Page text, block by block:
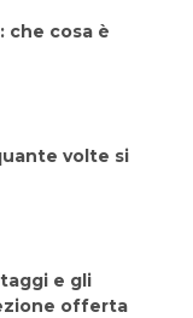
che cosa è
volte si
e gli
offerta